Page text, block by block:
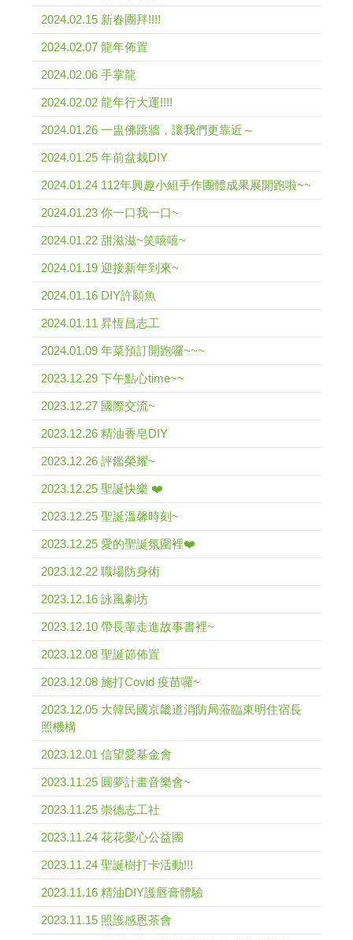
2024.02.15 新春團拜!!!!
2024.02.07 龍年佈置
2024.02.06 手掌龍
2024.02.02 龍年行大運!!!!
2024.01.26 一盅佛跳牆，讓我們更靠近～
2024.01.25 年前盆栽DIY
2024.01.24 112年興趣小組手作團體成果展開跑啦~~
2024.01.23 你一口我一口~
2024.01.22 甜滋滋~笑嘻嘻~
2024.01.19 迎接新年到來~
2024.01.16 DIY許願魚
2024.01.11 昇恆昌志工
2024.01.09 年菜預訂開跑囉~~~
2023.12.29 下午點心time~~
2023.12.27 國際交流~
2023.12.26 精油香皂DIY
2023.12.26 評鑑榮耀~
2023.12.25 聖誕快樂 ❤️
2023.12.25 聖誕溫馨時刻~
2023.12.25 愛的聖誕氛圍裡❤️
2023.12.22 職場防身術
2023.12.16 詠風劇坊
2023.12.10 帶長輩走進故事書裡~
2023.12.08 聖誕節佈置
2023.12.08 施打Covid 疫苗囉~
2023.12.05 大韓民國京畿道消防局蒞臨東明住宿長
照機構
2023.12.01 信望愛基金會
2023.11.25 圓夢計畫音樂會~
2023.11.25 崇德志工社
2023.11.24 花花愛心公益團
2023.11.24 聖誕樹打卡活動!!!
2023.11.16 精油DIY護唇膏體驗
2023.11.15 照護感恩茶會